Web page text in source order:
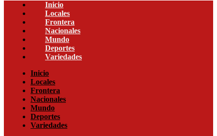
Inicio
Locales
Frontera
Nacionales
Mundo
Deportes
Variedades
Menu
Inicio
Locales
Frontera
Nacionales
Mundo
Deportes
Variedades